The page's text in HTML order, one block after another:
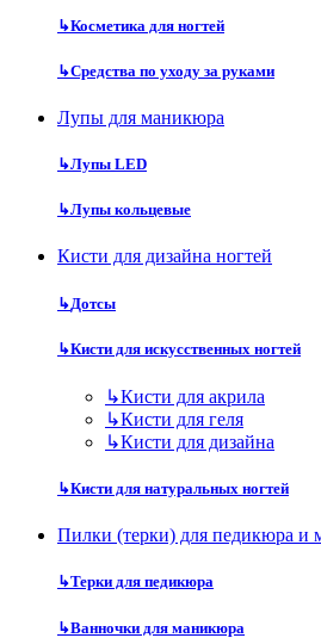
↳Косметика для ногтей
↳Средства по уходу за руками
Лупы для маникюра
↳Лупы LED
↳Лупы кольцевые
Кисти для дизайна ногтей
↳Дотсы
↳Кисти для искусственных ногтей
↳Кисти для акрила
↳Кисти для геля
↳Кисти для дизайна
↳Кисти для натуральных ногтей
Пилки (терки) для педикюра и
↳Терки для педикюра
↳Ванночки для маникюра